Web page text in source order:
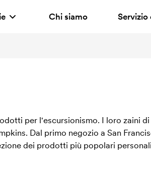
Chi siamo Servizio
per l'escursionismo. I loro zaini
Dal primo negozio a San
dei prodotti più popolari